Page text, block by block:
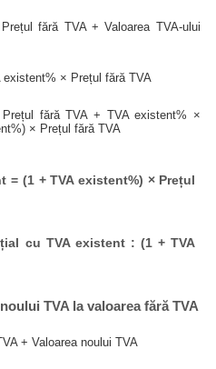
fără TVA + Valoarea TVA-ului
existent% × Prețul fără TVA
fără TVA + TVA existent% ×
× Prețul fără TVA
= (1 + TVA existent%) × Prețul
cu TVA existent : (1 + TVA
TVA la valoarea fără TVA
+ Valoarea noului TVA